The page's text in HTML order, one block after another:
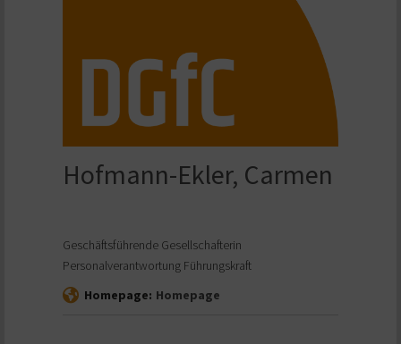
Hofmann-Ekler, Carmen
Geschäftsführende Gesellschafterin
Personalverantwortung Führungskraft
Homepage: Homepage